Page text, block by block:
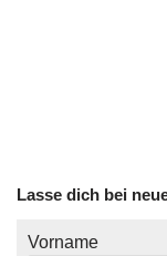
Lasse dich bei
Vorname